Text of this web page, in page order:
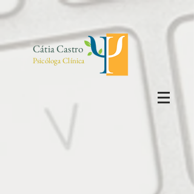
Psicóloga Clínica
Cátia Castro